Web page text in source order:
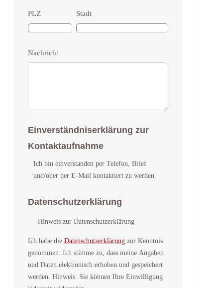
PLZ Stadt
Nachricht
Einverständniserklärung zur
Kontaktaufnahme
Ich bin einverstanden per Telefon, Brief
und/oder per E-Mail kontaktiert zu werden.
Datenschutzerklärung
Hinweis zur Datenschutzerklärung
Ich habe die Datenschutzerklärung zur Kenntnis
genommen. Ich stimme zu, dass meine Angaben
und Daten elektronisch erhoben und gespeichert
werden. Hinweis: Sie können Ihre Einwilligung